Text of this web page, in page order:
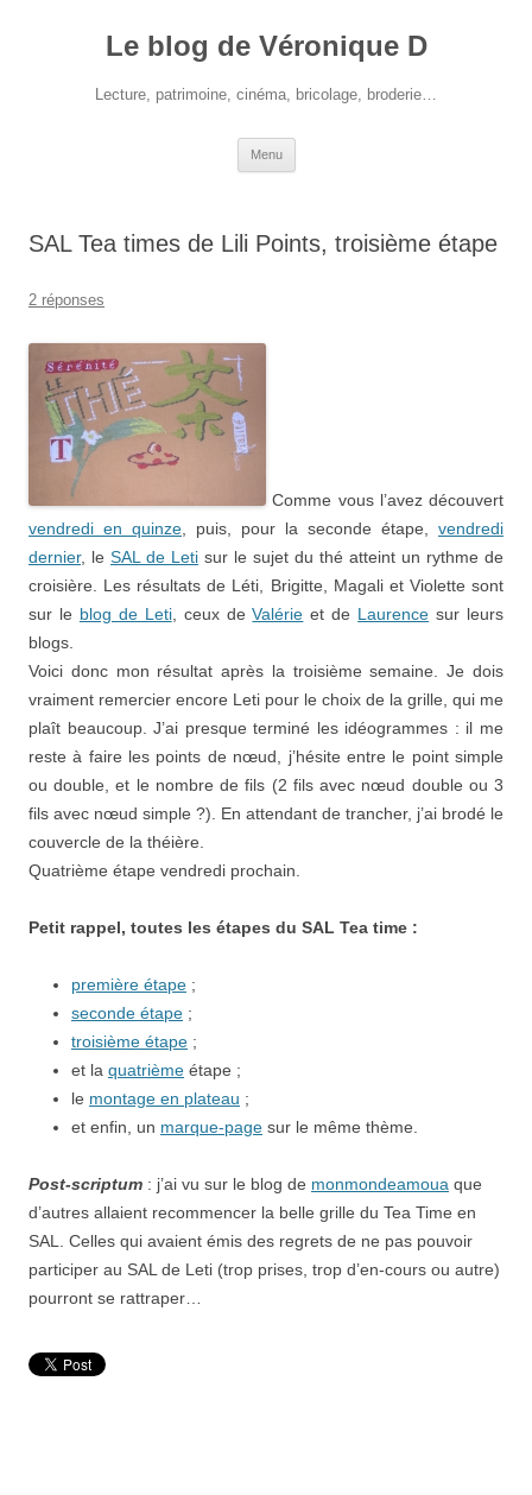
Le blog de Véronique D
Lecture, patrimoine, cinéma, bricolage, broderie…
Menu
SAL Tea times de Lili Points, troisième étape
2 réponses
Comme vous l’avez découvert
vendredi en quinze , puis, pour la seconde étape, vendredi
dernier, le SAL de Leti sur le sujet du thé atteint un rythme de
croisière. Les résultats de Léti, Brigitte, Magali et Violette sont
sur le blog de Leti, ceux deValérie et de Laurence sur leurs
blogs.
Voici donc mon résultat après la troisième semaine. Je dois
vraiment remercier encore Leti pour le choix de la grille, qui me
plaît beaucoup. J’ai presque terminé les idéogrammes : il me
reste à faire les points de nœud, j’hésite entre le point simple
ou double, et le nombre de fils (2 fils avec nœud double ou 3
fils avec nœud simple ?). En attendant de trancher, j’ai brodé le
couvercle de la théière.
Quatrième étape vendredi prochain.
Petit rappel, toutes les étapes du SAL Tea time :
première étape ;
seconde étape ;
troisième étape ;
et la quatrième étape ;
le montage en plateau ;
et enfin, un marque-page sur le même thème.
Post-scriptum : j’ai vu sur le blog de monmondeamoua que
d’autres allaient recommencer la belle grille du Tea Time en
SAL. Celles qui avaient émis des regrets de ne pas pouvoir
participer au SAL de Leti (trop prises, trop d’en-cours ou autre)
pourront se rattraper…